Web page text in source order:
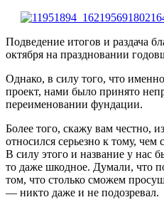
Подведение итогов и раздача
октября на праздновании
Однако, в силу того, что
проект, нами было принято
переименовании фундации.
Более того, скажу вам честно,
относился серьезно к тому,
В силу этого и название у нас
то даже шкодное. Думали, что
том, что столько сможем
— никто даже и не подозревал.